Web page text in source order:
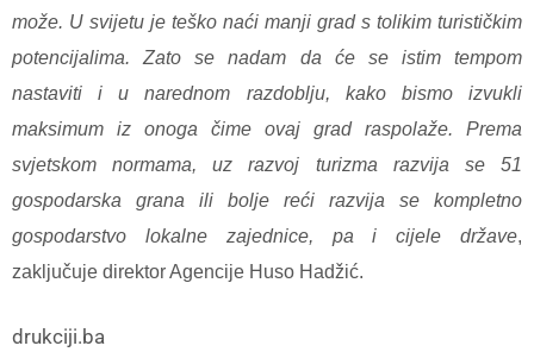
može. U svijetu je teško naći manji grad s tolikim turističkim
potencijalima. Zato se nadam da će se istim tempom
nastaviti i u narednom razdoblju, kako bismo izvukli
maksimum iz onoga čime ovaj grad raspolaže. Prema
svjetskom normama, uz razvoj turizma razvija se 51
gospodarska grana ili bolje reći razvija se kompletno
gospodarstvo lokalne zajednice, pa i cijele države,
zaključuje direktor Agencije Huso Hadžić.
drukciji.ba